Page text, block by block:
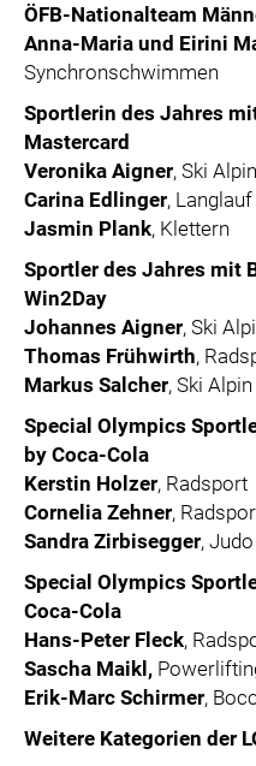
ÖFB-Nationalteam
Anna-Maria und Eirini
Synchronschwimmen
Sportlerin des Jahres
Mastercard
Veronika Aigner, Ski Alpin
Carina Edlinger,
Jasmin Plank, Klettern
Sportler des Jahres mit
Win2Day
Johannes Aigner, Ski
Thomas Frühwirth,
Markus Salcher, Ski Alpin
Special Olympics
by Coca-Cola
Kerstin Holzer, Radsport
Cornelia Zehner,
Sandra Zirbisegger, Judo
Special Olympics
Coca-Cola
Hans-Peter Fleck,
Sascha Maikl,
Erik-Marc Schirmer,
Weitere Kategorien der